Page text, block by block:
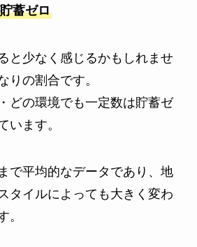
蓄ゼロ
と少なく感じるかもしれませ
りの割合です。
どの環境でも一定数は貯蓄ゼ
います。
で平均的なデータであり、地
タイルによっても大きく変わ
。